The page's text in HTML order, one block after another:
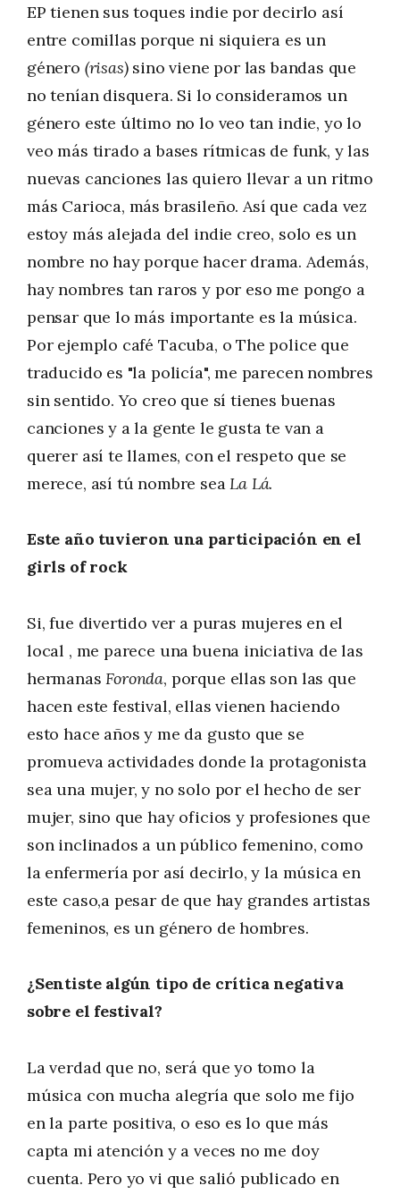
EP tienen sus toques indie por decirlo así
entre comillas porque ni siquiera es un
género (risas)sino viene por las bandas que
no tenían disquera. Si lo consideramos un
género este último no lo veo tan indie, yo lo
veo más tirado a bases rítmicas de funk, y las
nuevas canciones las quiero llevar a un ritmo
más Carioca, más brasileño. Así que cada vez
estoy más alejada del indie creo, solo es un
nombre no hay porque hacer drama. Además,
hay nombres tan raros y por eso me pongo a
pensar que lo más importante es la música.
Por ejemplo café Tacuba, o The police que
traducido es "la policía", me parecen nombres
sin sentido. Yo creo que sí tienes buenas
canciones y a la gente le gusta te van a
querer así te llames, con el respeto que se
merece, así tú nombre sea La Lá.
Este año tuvieron una participación en el
girls of rock
Si, fue divertido ver a puras mujeres en el
local , me parece una buena iniciativa de las
hermanas Foronda, porque ellas son las que
hacen este festival, ellas vienen haciendo
esto hace años y me da gusto que se
promueva actividades donde la protagonista
sea una mujer, y no solo por el hecho de ser
mujer, sino que hay oficios y profesiones que
son inclinados a un público femenino, como
la enfermería por así decirlo, y la música en
este caso,a pesar de que hay grandes artistas
femeninos, es un género de hombres.
¿Sentiste algún tipo de crítica negativa
sobre el festival?
La verdad que no, será que yo tomo la
música con mucha alegría que solo me fijo
en la parte positiva, o eso es lo que más
capta mi atención y a veces no me doy
cuenta. Pero yo vi que salió publicado en